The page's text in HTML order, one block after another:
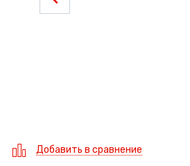
Добавить в сравнение